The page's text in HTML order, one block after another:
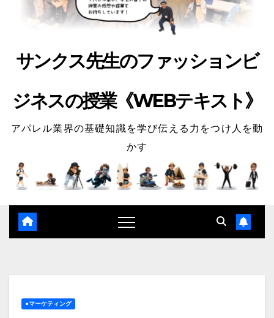
サンクス先生のファッションビ
ジネスの授業《WEBテキスト》
アパレル業界の基礎知識を学び伝える力をつけ人を動
かす
●マーケティング